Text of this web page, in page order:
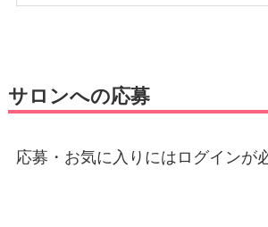
サロンへの応募
応募・お気に入りにはログインが